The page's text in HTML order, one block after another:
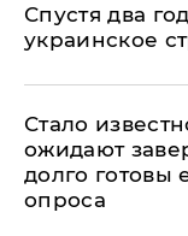
Спустя два
украинское
Стало
ожидают
долго готовы
опроса